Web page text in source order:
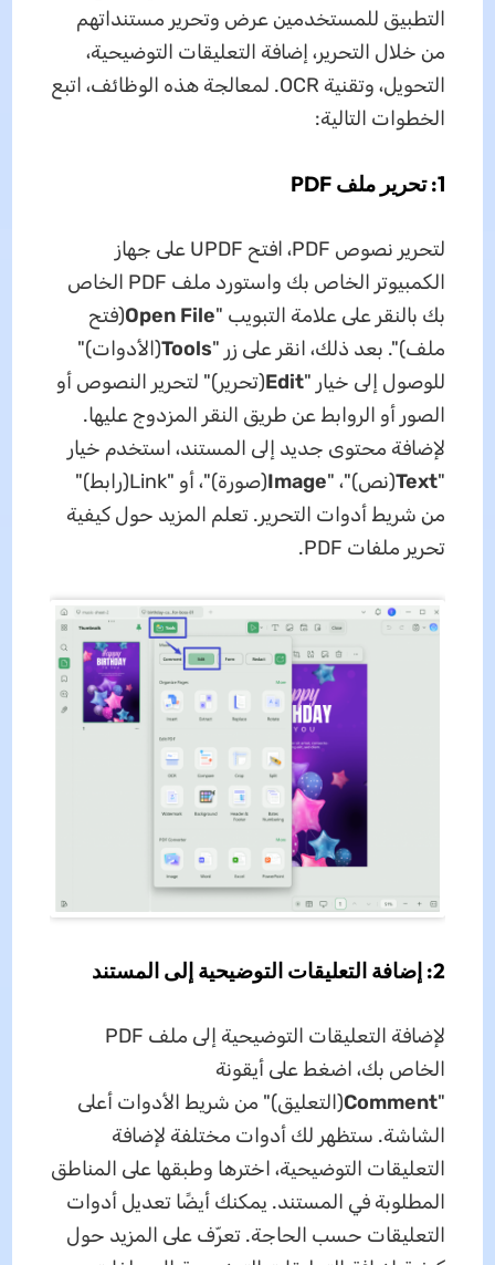
التطبيق للمستخدمين عرض وتحرير مستنداتهم
من خلال التحرير، إضافة التعليقات التوضيحية،
التحويل، وتقنية OCR. لمعالجة هذه الوظائف، اتبع
الخطوات التالية:
1: تحرير ملف PDF
لتحرير نصوص PDF، افتح UPDF على جهاز
الكمبيوتر الخاص بك واستورد ملف PDF الخاص
بك بالنقر على علامة التبويب "Open File(فتح
ملف)". بعد ذلك، انقر على زر "Tools(الأدوات)"
للوصول إلى خيار "Edit(تحرير)" لتحرير النصوص أو
الصور أو الروابط عن طريق النقر المزدوج عليها.
لإضافة محتوى جديد إلى المستند، استخدم خيار
"
Text(نص)"، "Image
(صورة)"، أو "Link(رابط)"
من شريط أدوات التحرير. تعلم المزيد حول كيفية
تحرير ملفات PDF.
2: إضافة التعليقات التوضيحية إلى المستند
لإضافة التعليقات التوضيحية إلى ملف PDF
الخاص بك، اضغط على أيقونة
"
Comment(التعليق)" من شريط الأدوات أعلى
الشاشة. ستظهر لك أدوات مختلفة لإضافة
التعليقات التوضيحية، اخترها وطبقها على المناطق
المطلوبة في المستند. يمكنك أيضًا تعديل أدوات
التعليقات حسب الحاجة. تعرّف على المزيد حول